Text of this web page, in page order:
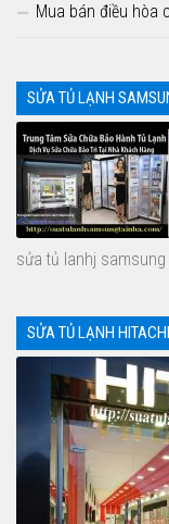
Mua bán điều hòa
SỬA TỦ LẠNH
sửa tủ lanhj samsung
SỬA TỦ LẠNH